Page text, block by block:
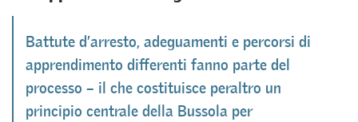
Battute d’arresto, adeguamenti e percorsi di
apprendimento differenti fanno parte del
processo – il che costituisce peraltro un
principio centrale della Bussola per